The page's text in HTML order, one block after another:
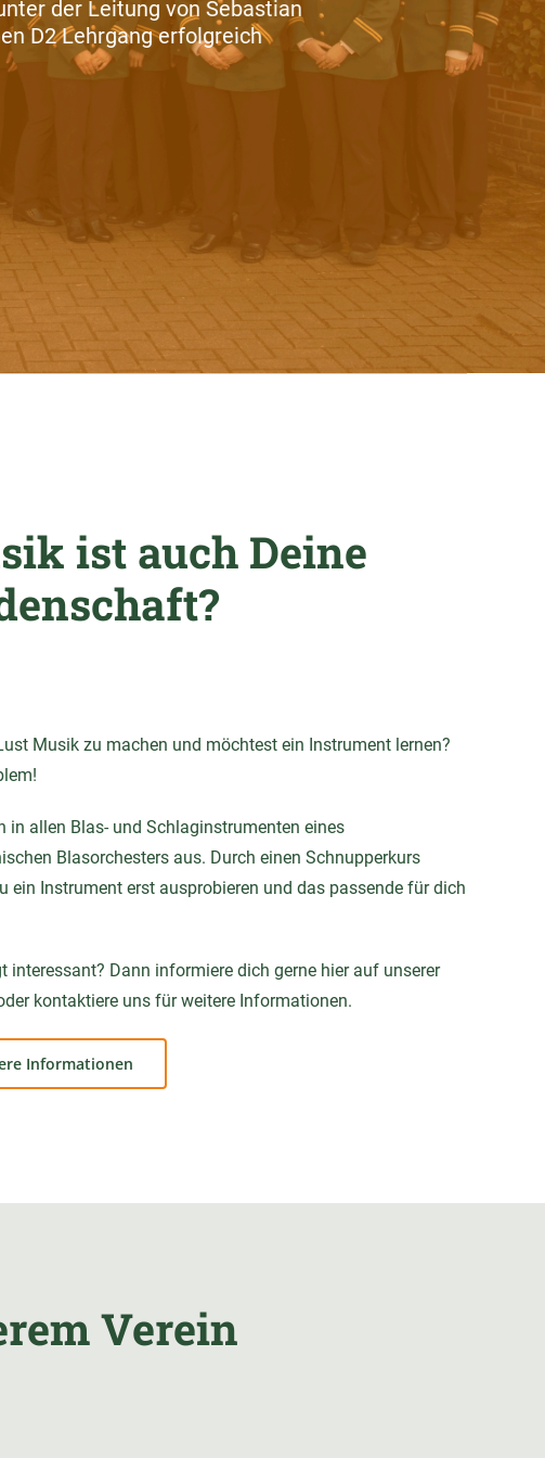
der Leitung von Sebastian
D2 Lehrgang erfolgreich
ist auch Deine
Musik zu machen und möchtest ein Instrument lernen?
in allen Blas- und Schlaginstrumenten eines
Blasorchesters aus. Durch einen Schnupperkurs
ein Instrument erst ausprobieren und das passende für dich
interessant? Dann informiere dich gerne hier auf unserer
kontaktiere uns für weitere Informationen.
Informationen
Verein